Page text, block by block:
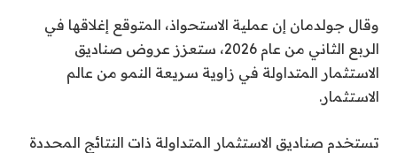
وقال جولدمان إن عملية الاستحواذ، المتوقع إغلاقها في
الربع الثاني من عام 2026، ستعزز عروض صناديق
الاستثمار المتداولة في زاوية سريعة النمو من عالم
الاستثمار.
تستخدم صناديق الاستثمار المتداولة ذات النتائج المحددة